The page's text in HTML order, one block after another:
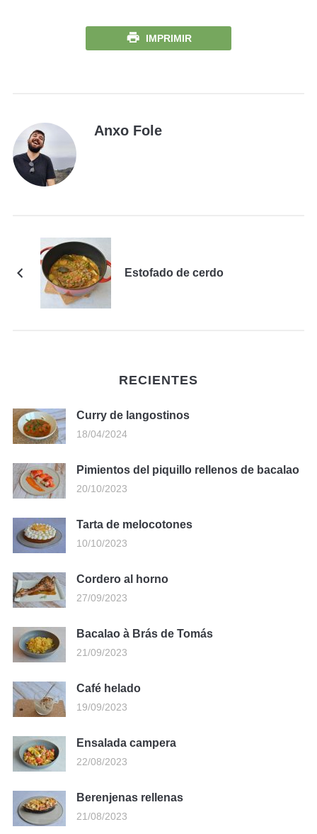
IMPRIMIR
Anxo Fole
Estofado de cerdo
RECIENTES
Curry de langostinos
18/04/2024
Pimientos del piquillo rellenos de bacalao
20/10/2023
Tarta de melocotones
10/10/2023
Cordero al horno
27/09/2023
Bacalao à Brás de Tomás
21/09/2023
Café helado
19/09/2023
Ensalada campera
22/08/2023
Berenjenas rellenas
21/08/2023